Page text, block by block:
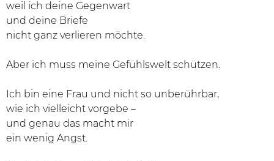
weil ich deine Gegenwart
und deine Briefe
nicht ganz verlieren möchte.
Aber ich muss meine Gefühlswelt schützen.
Ich bin eine Frau und nicht so unberührbar,
wie ich vielleicht vorgebe –
und genau das macht mir
ein wenig Angst.